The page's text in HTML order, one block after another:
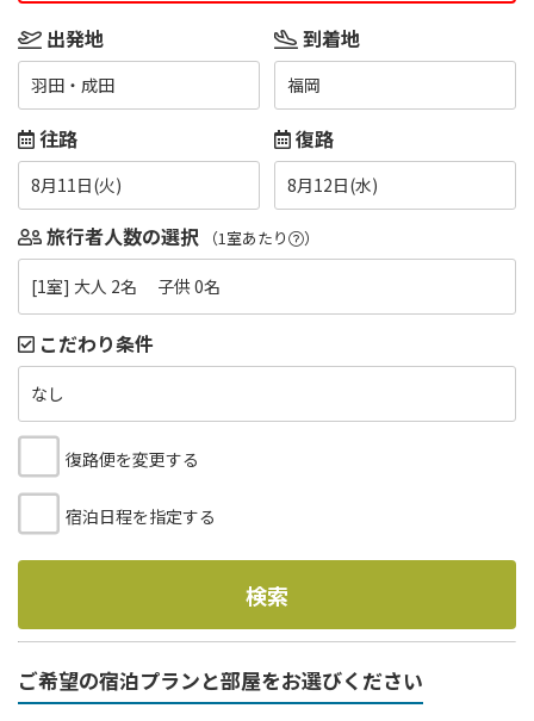
出発地
羽田・成田
到着地
福岡
往路
8月11日(火)
復路
8月12日(水)
旅行者人数の選択 （1室あたり ）
[1室] 大人 2名 子供 0名
こだわり条件
なし
復路便を変更する
宿泊日程を指定する
検索
ご希望の宿泊プランと部屋をお選びください